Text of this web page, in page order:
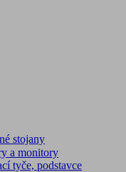
stojany
a monitory
tyče, podstavce